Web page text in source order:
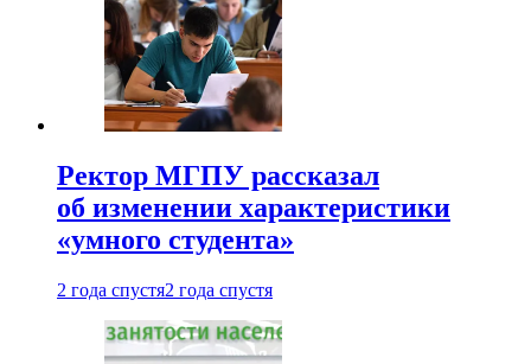
Ректор МГПУ рассказал
об изменении характеристики
«умного студента»
2 года спустя2 года спустя